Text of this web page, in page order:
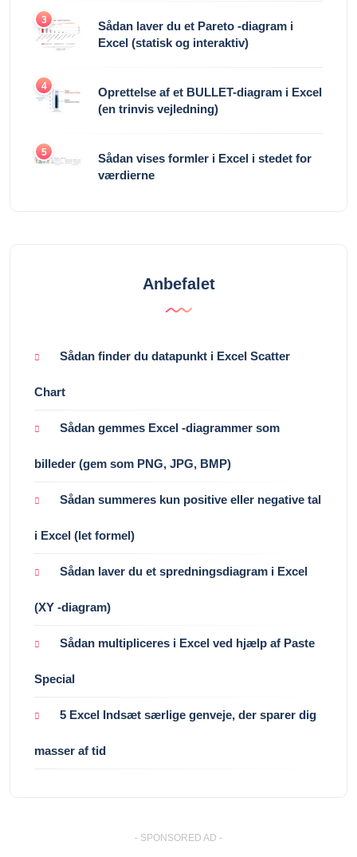
3
Sådan laver du et Pareto -diagram i
Excel (statisk og interaktiv)
4
Oprettelse af et BULLET-diagram i Excel
(en trinvis vejledning)
5
Sådan vises formler i Excel i stedet for
værdierne
Anbefalet
Sådan finder du datapunkt i Excel Scatter
Chart
Sådan gemmes Excel -diagrammer som
billeder (gem som PNG, JPG, BMP)
Sådan summeres kun positive eller negative tal
i Excel (let formel)
Sådan laver du et spredningsdiagram i Excel
(XY -diagram)
Sådan multipliceres i Excel ved hjælp af Paste
Special
5 Excel Indsæt særlige genveje, der sparer dig
masser af tid
- SPONSORED AD -